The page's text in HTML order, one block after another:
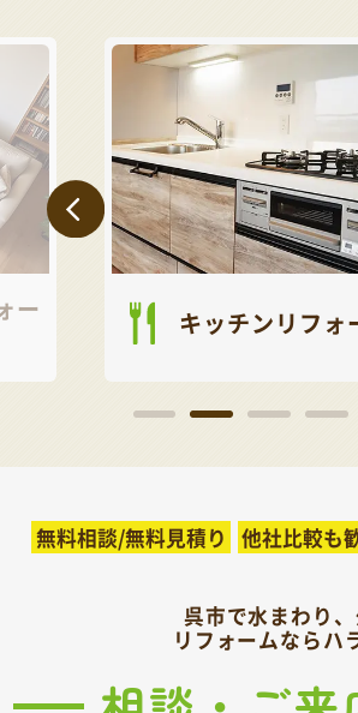
ー キッチンリフォ
無料相談/無料見積り 他社比較も
呉市で水まわり、
リフォームならハ